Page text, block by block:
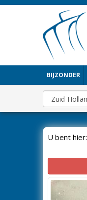
BIJZONDER
U bent hier: